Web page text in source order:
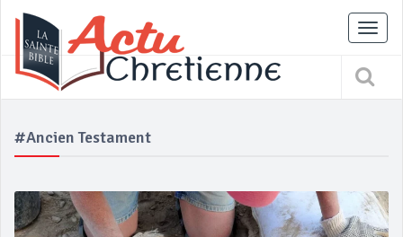
#ancien Testament